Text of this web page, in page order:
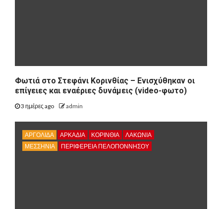
Φωτιά στο Στεφάνι Κορινθίας – Ενισχύθηκαν οι
επίγειες και εναέριες δυνάμεις (video-φωτο)
3 ημέρες ago admin
ΑΡΓΟΛΙΔΑ ΑΡΚΑΔΊΑ ΚΟΡΙΝΘΊΑ
ΛΑΚΩΝΙΑ
ΜΕΣΣΗΝΙΑ
ΠΕΡΙΦΈΡΕΙΑ ΠΕΛΟΠΟΝΝΉΣΟΥ